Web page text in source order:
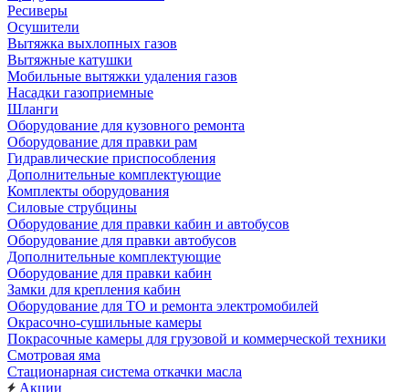
Ресиверы
Осушители
Вытяжка выхлопных газов
Вытяжные катушки
Мобильные вытяжки удаления газов
Насадки газоприемные
Шланги
Оборудование для кузовного ремонта
Оборудование для правки рам
Гидравлические приспособления
Дополнительные комплектующие
Комплекты оборудования
Силовые струбцины
Оборудование для правки кабин и автобусов
Оборудование для правки автобусов
Дополнительные комплектующие
Оборудование для правки кабин
Замки для крепления кабин
Оборудование для ТО и ремонта электромобилей
Окрасочно-сушильные камеры
Покрасочные камеры для грузовой и коммерческой техники
Смотровая яма
Стационарная система откачки масла
Акции